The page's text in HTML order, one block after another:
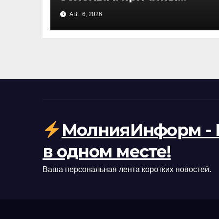
цветения воды и чем это
опасно
АВГ 6, 2026
МолнияИнформ -
в одном месте!
Ваша персональная лента коротких новостей.